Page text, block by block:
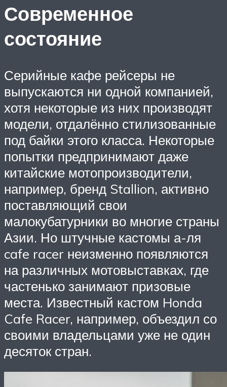
Современное
состояние
Серийные кафе рейсеры не
выпускаются ни одной компанией,
хотя некоторые из них производят
модели, отдалённо стилизованные
под байки этого класса. Некоторые
попытки предпринимают даже
китайские мотопроизводители,
например, бренд Stallion, активно
поставляющий свои
малокубатурники во многие страны
Азии. Но штучные кастомы а-ля
cafe racer неизменно появляются
на различных мотовыставках, где
частенько занимают призовые
места. Известный кастом Honda
Cafe Racer, например, объездил со
своими владельцами уже не один
десяток стран.